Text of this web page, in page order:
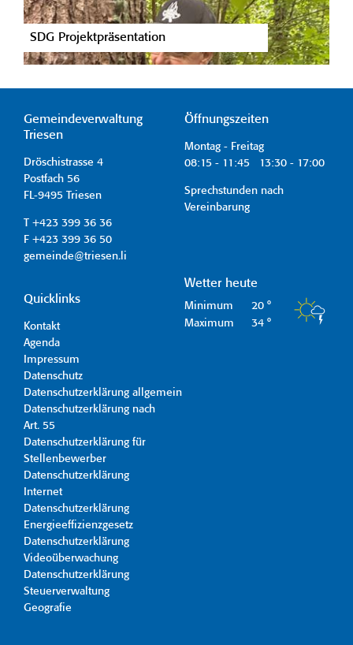
SDG Projektpräsentation
Gemeindeverwaltung
Triesen
Dröschistrasse 4
Postfach 56
FL-9495 Triesen
T +423 399 36 36
F +423 399 36 50
gemeinde@triesen.li
Öffnungszeiten
Montag - Freitag
08:15 - 11:45 13:30 - 17:00
Sprechstunden nach
Vereinbarung
Quicklinks
Kontakt
Agenda
Impressum
Datenschutz
Datenschutzerklärung allgemein
Datenschutzerklärung nach
Art. 55
Datenschutzerklärung für
Stellenbewerber
Datenschutzerklärung
Internet
Datenschutzerklärung
Energieeffizienzgesetz
Datenschutzerklärung
Videoüberwachung
Datenschutzerklärung
Steuerverwaltung
Geografie
Wetter heute
Minimum
20 °
Maximum
34 °